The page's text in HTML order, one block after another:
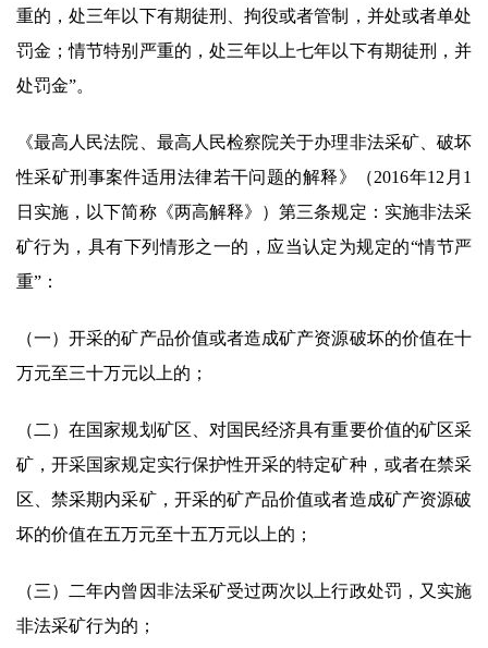
重的，处三年以下有期徒刑、拘役或者管制，并处或者单处
罚金；情节特别严重的，处三年以上七年以下有期徒刑，并
处罚金”。
《最高人民法院、最高人民检察院关于办理非法采矿、破坏
性采矿刑事案件适用法律若干问题的解释》（2016年12月1
日实施，以下简称《两高解释》）第三条规定：实施非法采
矿行为，具有下列情形之一的，应当认定为规定的“情节严
重”：
（一）开采的矿产品价值或者造成矿产资源破坏的价值在十
万元至三十万元以上的；
（二）在国家规划矿区、对国民经济具有重要价值的矿区采
矿，开采国家规定实行保护性开采的特定矿种，或者在禁采
区、禁采期内采矿，开采的矿产品价值或者造成矿产资源破
坏的价值在五万元至十五万元以上的；
（三）二年内曾因非法采矿受过两次以上行政处罚，又实施
非法采矿行为的；